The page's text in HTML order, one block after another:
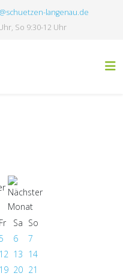
langenau.de
So 9:30-12 Uhr
Fr Sa So
6
7
12 13 14
19 20 21